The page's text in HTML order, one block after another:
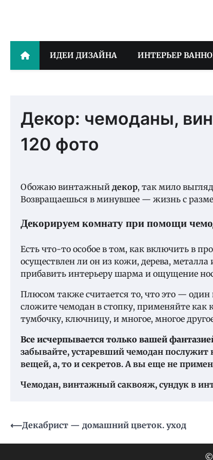
ИДЕИ ДИЗАЙНА ИНТЕРЬЕР
Декор: чемоданы,
120 фото
Обожаю винтажный декор, так мило
Возвращаешься в минувшее — жизнь с
Декорируем комнату при помощи
Есть что-то особое в том, как включить в
осуществлен ли он из кожи, дерева,
прибавить интерьеру шарма и ощущение
Плюсом также считается то, что это —
сложите чемодан в стопку, применяйте
тумбочку, ключницу, и многое, многое
Все исчерпывается только вашей
забывайте, устаревший чемодан
вещей, а, то и секретов. А вы еще не
Чемодан, винтажный саквояж, сундук в
Навигация
по
⟵Декабрист — домашний цветок. уход
©